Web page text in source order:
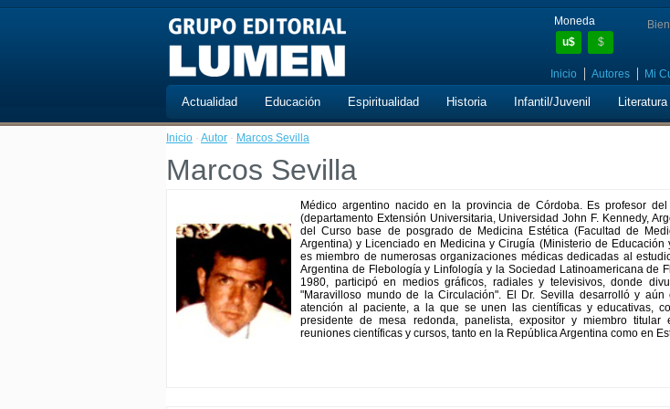
Moneda
u$
$
Inicio Autores Mi
Actualidad Educación Espiritualidad Historia Infantil/Juvenil Literatura
Inicio · Autor · Marcos Sevilla
Marcos Sevilla
Médico argentino nacido en la provincia de Córdoba. Es profesor
(departamento Extensión Universitaria, Universidad John F. Kennedy,
del Curso base de posgrado de Medicina Estética (Facultad de
Argentina) y Licenciado en Medicina y Cirugía (Ministerio de Educación
es miembro de numerosas organizaciones médicas dedicadas al
Argentina de Flebología y Linfología y la Sociedad Latinoamericana de
1980, participó en medios gráficos, radiales y televisivos, donde
"Maravilloso mundo de la Circulación". El Dr. Sevilla desarrolló y
atención al paciente, a la que se unen las científicas y educativas,
presidente de mesa redonda, panelista, expositor y miembro titular
reuniones científicas y cursos, tanto en la República Argentina como en